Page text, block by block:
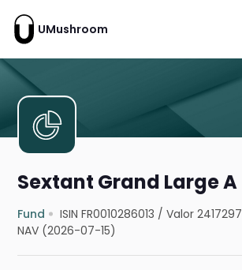
UMushroom
Sextant Grand Large A
Fund ISIN FR0010286013 /Valor 2417297
NAV (2026-07-15)